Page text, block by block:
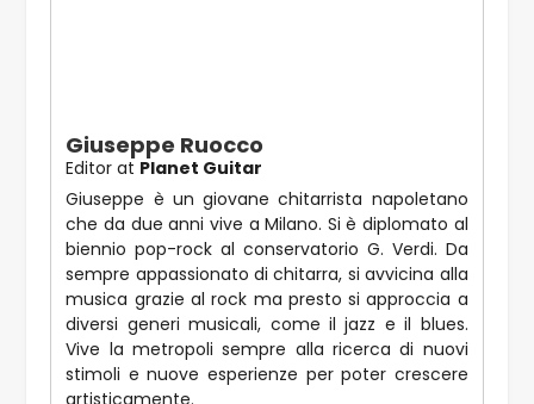
Giuseppe Ruocco
Editor at Planet Guitar
Giuseppe è un giovane chitarrista napoletano
che da due anni vive a Milano. Si è diplomato al
biennio pop-rock al conservatorio G. Verdi. Da
sempre appassionato di chitarra, si avvicina alla
musica grazie al rock ma presto si approccia a
diversi generi musicali, come il jazz e il blues.
Vive la metropoli sempre alla ricerca di nuovi
stimoli e nuove esperienze per poter crescere
artisticamente.